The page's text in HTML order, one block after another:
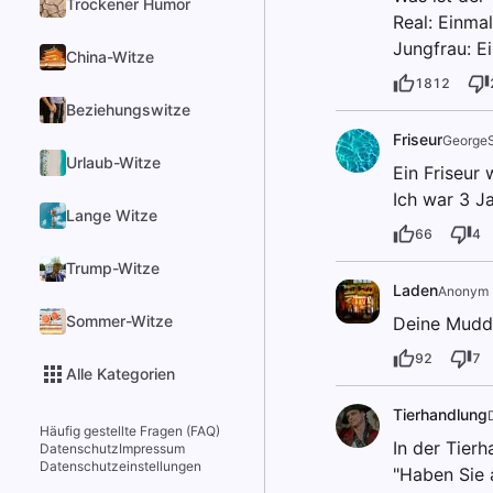
Trockener Humor
China-Witze
Beziehungswitze
Urlaub-Witze
Lange Witze
Trump-Witze
Sommer-Witze
Alle Kategorien
Häufig gestellte Fragen (FAQ)
DatenschutzImpressum
Datenschutzeinstellungen
Real:
Jungfrau:
1812
Friseur
Ein Friseur
Ich war 3
66 4
LadenAnonym
Deine
92 7
Tierhandlung
In der
"Haben Sie